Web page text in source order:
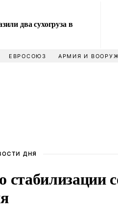
два сухогруза в
ЕВРОСОЮЗ АРМИЯ И
ДНЯ
стабилизации